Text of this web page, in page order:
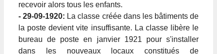
recevoir alors tous les enfants.
- 29-09-1920: La classe créée dans les bâtiments de
la poste devient vite insuffisante. La classe libère le
bureau de poste en janvier 1921 pour s'installer
dans les nouveaux locaux constitués de